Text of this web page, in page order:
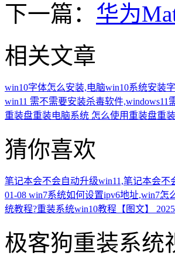
下一篇： 华为
相关文章
win10字体怎么安装,电脑win10系统安装
win11 需不需要安装杀毒软件,windows11
重装盘重装电脑系统 怎么使用重装盘重
猜你喜欢
笔记本会不会自动升级win11,笔记本会不
01-08 win7系统如何设置ipv6地址,win7怎
统教程?重装系统win10教程【图文】
极客狗重装系统